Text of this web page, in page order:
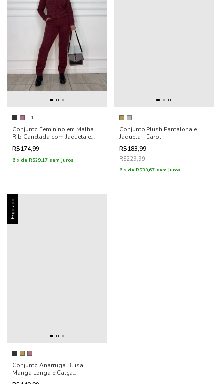
+1
Conjunto Feminino em Malha
Rib Canelada com Jaqueta e
Calça Reta Jogger - Vivian
R$174,99
6 x de R$29,17 sem juros
Conjunto Plush Pantalona e
Jaqueta - Carol
R$183,99
R$229,99
6 x de R$30,67 sem juros
Esgotado
Conjunto Anarruga Blusa
Manga Longa e Calça
Pantalona - Marina